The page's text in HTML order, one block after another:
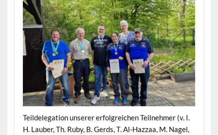
Teildelegation unserer erfolgreichen Teilnehmer (v. I.
H. Lauber, Th. Ruby, B. Gerds, T. Al-Hazzaa, M. Nagel,